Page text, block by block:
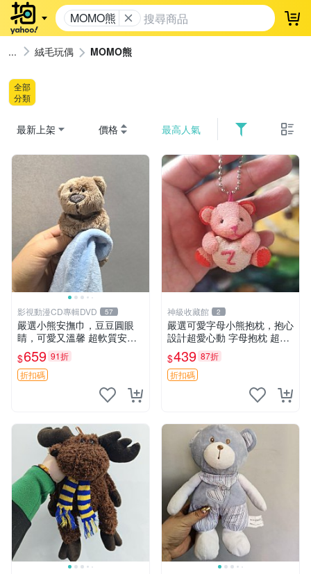
MOMO熊 登
絨毛玩偶 MOMO熊
全部
分類
最新上架 價格 最高人氣
影視動漫CD專輯DVD 57
嚴選小熊安撫巾，豆豆圓眼
睛，可愛又溫馨 超軟質安撫
巾，豆豆設計，哄睡好幫手
約克豆豆眼安撫巾 數碼豆豆
眼
$659 91折
折扣碼
神級收藏館 2
嚴選可愛字母小熊抱枕，抱心
設計超愛心動 字母抱枕 超大
尺寸 掛飾 小熊造型 推薦收藏
抱枕掛飾 字母抱枕 小熊抱枕
$439 87折
折扣碼